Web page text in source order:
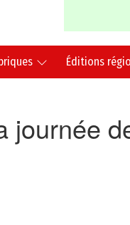
Éditions
journée